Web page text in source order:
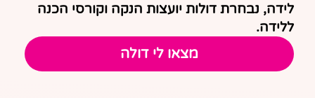
לידה, נבחרת דולות יועצות הנקה וקורסי הכנה
ללידה.
מצאו לי דולה